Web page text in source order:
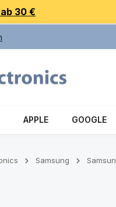
30 €
APPLE GOOGLE
Samsung